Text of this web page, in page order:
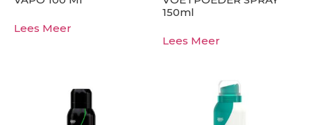
Lees Meer
150ml
Lees Meer